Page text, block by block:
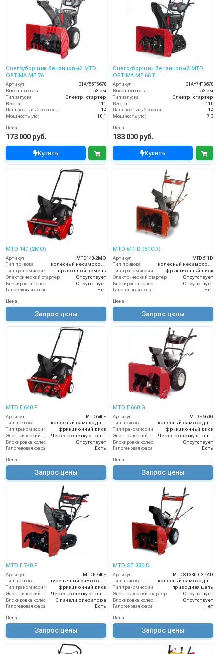
Снегоуборщик бензиновый MTD
OPTIMA ME 76
Артикул
31AY55T5678
Высота захвата
53 см
Тип запуска
Электр. стартер
Вес, кг
111
Дальность выброса снега (м)
14
Мощность (лс)
10,1
Цена
173 000 руб.
Купить
Снегоуборщик бензиновый MTD
OPTIMA ME 66 T
Артикул
31AY74T3678
Высота захвата
53 см
Тип запуска
Электр. стартер
Вес, кг
110
Дальность выброса снега (м)
14
Мощность (лс)
7,3
Цена
183 000 руб.
Купить
MTD 140 (2MO)
Артикул
MTD140-2MO
Тип привода
колёсный несамоходный
Тип трансмиссии
приводной ремень
Электрический стартер
Отсутствует
Блокировка колёс
Отсутствует
Галогеновая фара
Нет
Цена
Запрос цены
MTD 611 D (6TCD)
Артикул
MTD611D
Тип привода
колёсный несамоходный
Тип трансмиссии
фрикционный диск
Электрический стартер
Отсутствует
Блокировка колёс
Отсутствует
Галогеновая фара
Нет
Цена
Запрос цены
MTD E 640 F
Артикул
MTD640F
Тип привода
Тип трансмиссии
фрикционный диск
Блокировка колёс
Отсутствует
Галогеновая фара
Есть
Цена
Запрос цены
MTD E 660 G
Артикул
MTDE660G
Тип привода
Тип трансмиссии
фрикционный диск
Блокировка колёс
Отсутствует
Галогеновая фара
Есть
Цена
Запрос цены
MTD E 740 F
Артикул
MTDE740F
Тип привода
гусеничный самоходный
Тип трансмиссии
фрикционный диск
Электрический стартер
Через розетку от электросети
Блокировка колёс
С панели оператора
Галогеновая фара
Есть
Цена
Запрос цены
MTD ST 380 D
Артикул
MTDST380D-3PAD
Тип привода
колёсный самоходный
Тип трансмиссии
приводная цепь
Электрический стартер
Отсутствует
Блокировка колёс
Отсутствует
Галогеновая фара
Нет
Цена
Запрос цены